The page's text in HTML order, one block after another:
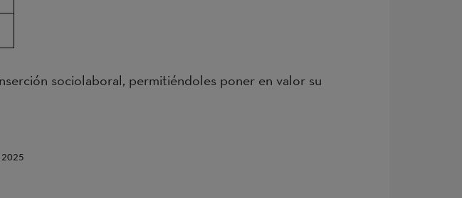
sociolaboral, permitiéndoles poner en valor su
2025